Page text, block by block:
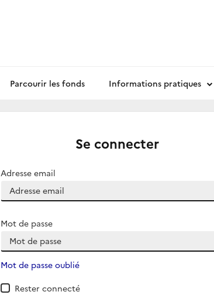
Parcourir les fonds Informations pratiques
Se connecter
Adresse email
Mot de passe
Mot de passe oublié
Rester connecté